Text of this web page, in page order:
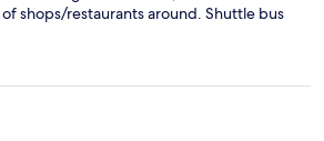
shops/restaurants around. Shuttle bus
taxi/Uber.